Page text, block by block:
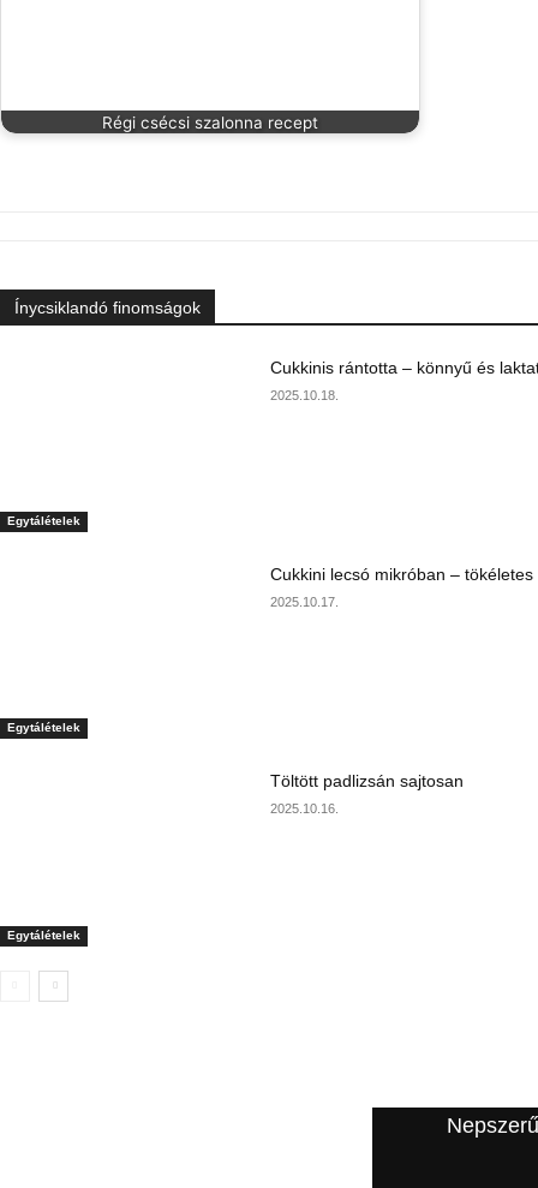
Régi csécsi szalonna recept
Ínycsiklandó finomságok
Egytálételek
Cukkinis rántotta – könnyű és
2025.10.18.
Egytálételek
Cukkini lecsó mikróban –
2025.10.17.
Egytálételek
Töltött padlizsán sajtosan
2025.10.16.